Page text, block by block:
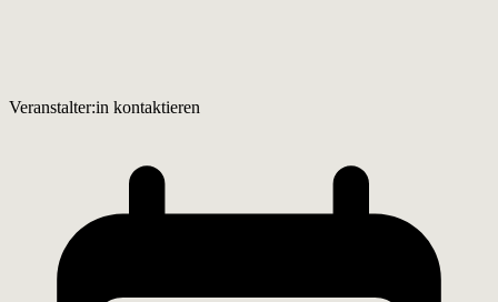
Veranstalter:in kontaktieren